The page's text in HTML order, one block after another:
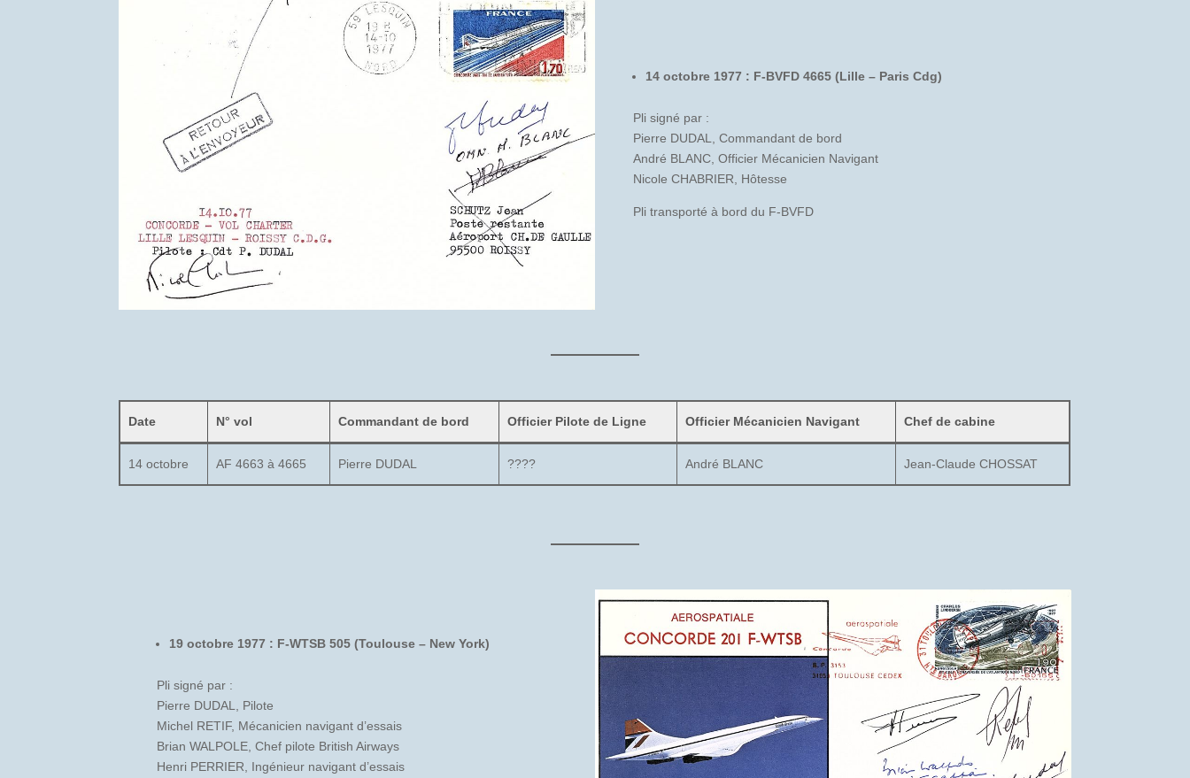
14 octobre 1977 : F-BVFD 4665 (Lille – Paris Cdg)
Pli signé par :
Pierre DUDAL, Commandant de bord
André BLANC, Officier Mécanicien Navigant
Nicole CHABRIER, Hôtesse
Pli transporté à bord du F-BVFD
Date N° vol Commandant de bord Officier Pilote de Ligne Officier Mécanicien Navigant Chef de cabine
14 octobre AF 4663 à 4665 Pierre DUDAL ???? André BLANC Jean-Claude CHOSSAT
19 octobre 1977 : F-WTSB 505 (Toulouse – New York)
Pli signé par :
Pierre DUDAL, Pilote
Michel RETIF, Mécanicien navigant d’essais
Brian WALPOLE, Chef pilote British Airways
Henri PERRIER, Ingénieur navigant d’essais